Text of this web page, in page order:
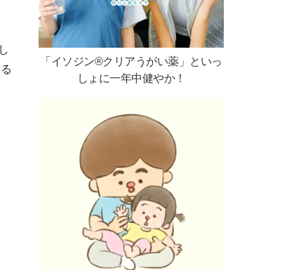
「イソジン®クリアうがい薬」といっ
しょに一年中健やか！